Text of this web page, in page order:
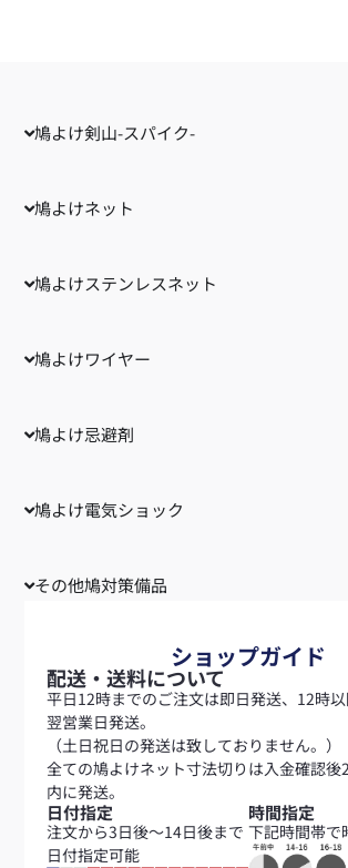
鳩よけ剣山-スパイク-
鳩よけネット
鳩よけステンレスネット
鳩よけワイヤー
鳩よけ忌避剤
鳩よけ電気ショック
その他鳩対策備品
ショップガイド
配送・送料について
平日12時までのご注文は即日発送、12時
翌営業日発送。
（土日祝日の発送は致しておりません。）
全ての鳩よけネット寸法切りは入金確認後
内に発送。
日付指定
注文から3日後～14日後まで
日付指定可能
時間指定
下記時間帯で